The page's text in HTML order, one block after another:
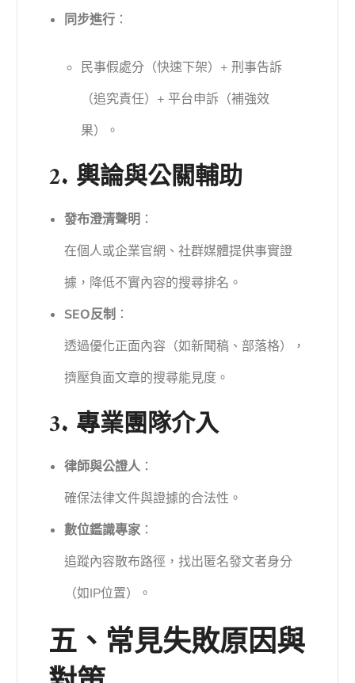
同步進行 ：
民事假處分（快速下架）+ 刑事告訴
（追究責任）+ 平台申訴（補強效
果）。
2. 輿論與公關輔助
發布澄清聲明 ：
在個人或企業官網、社群媒體提供事實證
據，降低不實內容的搜尋排名。
SEO反制 ：
透過優化正面內容（如新聞稿、部落格），
擠壓負面文章的搜尋能見度。
3. 專業團隊介入
律師與公證人 ：
確保法律文件與證據的合法性。
數位鑑識專家 ：
追蹤內容散布路徑，找出匿名發文者身分
（如IP位置）。
五、常見失敗原因與